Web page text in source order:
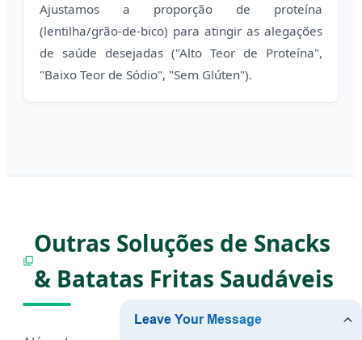
Ajustamos a proporção de proteína
(lentilha/grão-de-bico) para atingir as alegações
de saúde desejadas ("Alto Teor de Proteína",
"Baixo Teor de Sódio", "Sem Glúten").
Outras Soluções de Snacks
& Batatas Fritas Saudáveis